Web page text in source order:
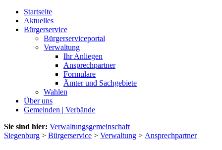
Startseite
Aktuelles
Bürgerservice
Bürgerserviceportal
Verwaltung
Ihr Anliegen
Ansprechpartner
Formulare
Ämter und Sachgebiete
Wahlen
Über uns
Gemeinden | Verbände
Sie sind hier: Verwaltungsgemeinschaft
Siegenburg > Bürgerservice > Verwaltung > Ansprechpartner